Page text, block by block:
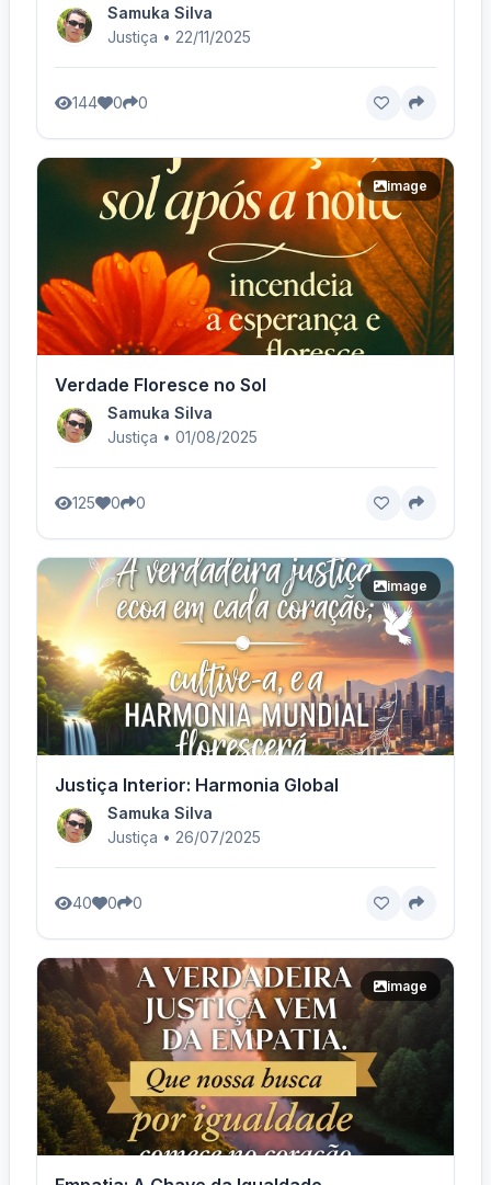
Samuka Silva
Justiça • 22/11/2025
144 0 0
image
Verdade Floresce no Sol
Samuka Silva
Justiça • 01/08/2025
125 0 0
image
Justiça Interior: Harmonia Global
Samuka Silva
Justiça • 26/07/2025
40 0 0
image